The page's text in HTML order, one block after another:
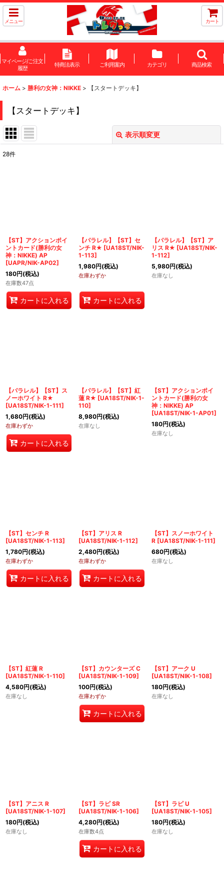
メニュー カート
マイページ/ご注文
履歴
特商法表示 ご利用案内 カテゴリ 商品検索
ホーム > 勝利の女神：NIKKE > 【スタートデッキ】
【スタートデッキ】
表示順変更
絞り込む
28件
【ST】アクションポイ
ントカード(勝利の女
神：NIKKE) AP
[UAPR/NIK-AP02]
180円(税込)
在庫数47点
カートに入れる
【パラレル】【ST】セ
ンチ R★ [UA18ST/NIK-
1-113]
1,980円(税込)
在庫わずか
カートに入れる
【パラレル】【ST】ア
リス R★ [UA18ST/NIK-
1-112]
5,980円(税込)
在庫なし
【パラレル】【ST】ス
ノーホワイト R★
[UA18ST/NIK-1-111]
1,680円(税込)
在庫わずか
カートに入れる
【パラレル】【ST】紅
蓮 R★ [UA18ST/NIK-1-
110]
8,980円(税込)
在庫なし
【ST】アクションポイ
ントカード(勝利の女
神：NIKKE) AP
[UA18ST/NIK-1-AP01]
180円(税込)
在庫なし
【ST】センチ R
[UA18ST/NIK-1-113]
1,780円(税込)
在庫わずか
カートに入れる
【ST】アリス R
[UA18ST/NIK-1-112]
2,480円(税込)
在庫わずか
カートに入れる
【ST】スノーホワイト
R [UA18ST/NIK-1-111]
680円(税込)
在庫なし
【ST】紅蓮 R
[UA18ST/NIK-1-110]
4,580円(税込)
在庫なし
【ST】カウンターズ C
[UA18ST/NIK-1-109]
100円(税込)
在庫わずか
カートに入れる
【ST】アーク U
[UA18ST/NIK-1-108]
180円(税込)
在庫なし
【ST】アニス R
[UA18ST/NIK-1-107]
180円(税込)
在庫なし
【ST】ラピ SR
[UA18ST/NIK-1-106]
4,280円(税込)
在庫数4点
カートに入れる
【ST】ラピ U
[UA18ST/NIK-1-105]
180円(税込)
在庫なし